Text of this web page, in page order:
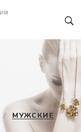
/ МУЖСКИЕ